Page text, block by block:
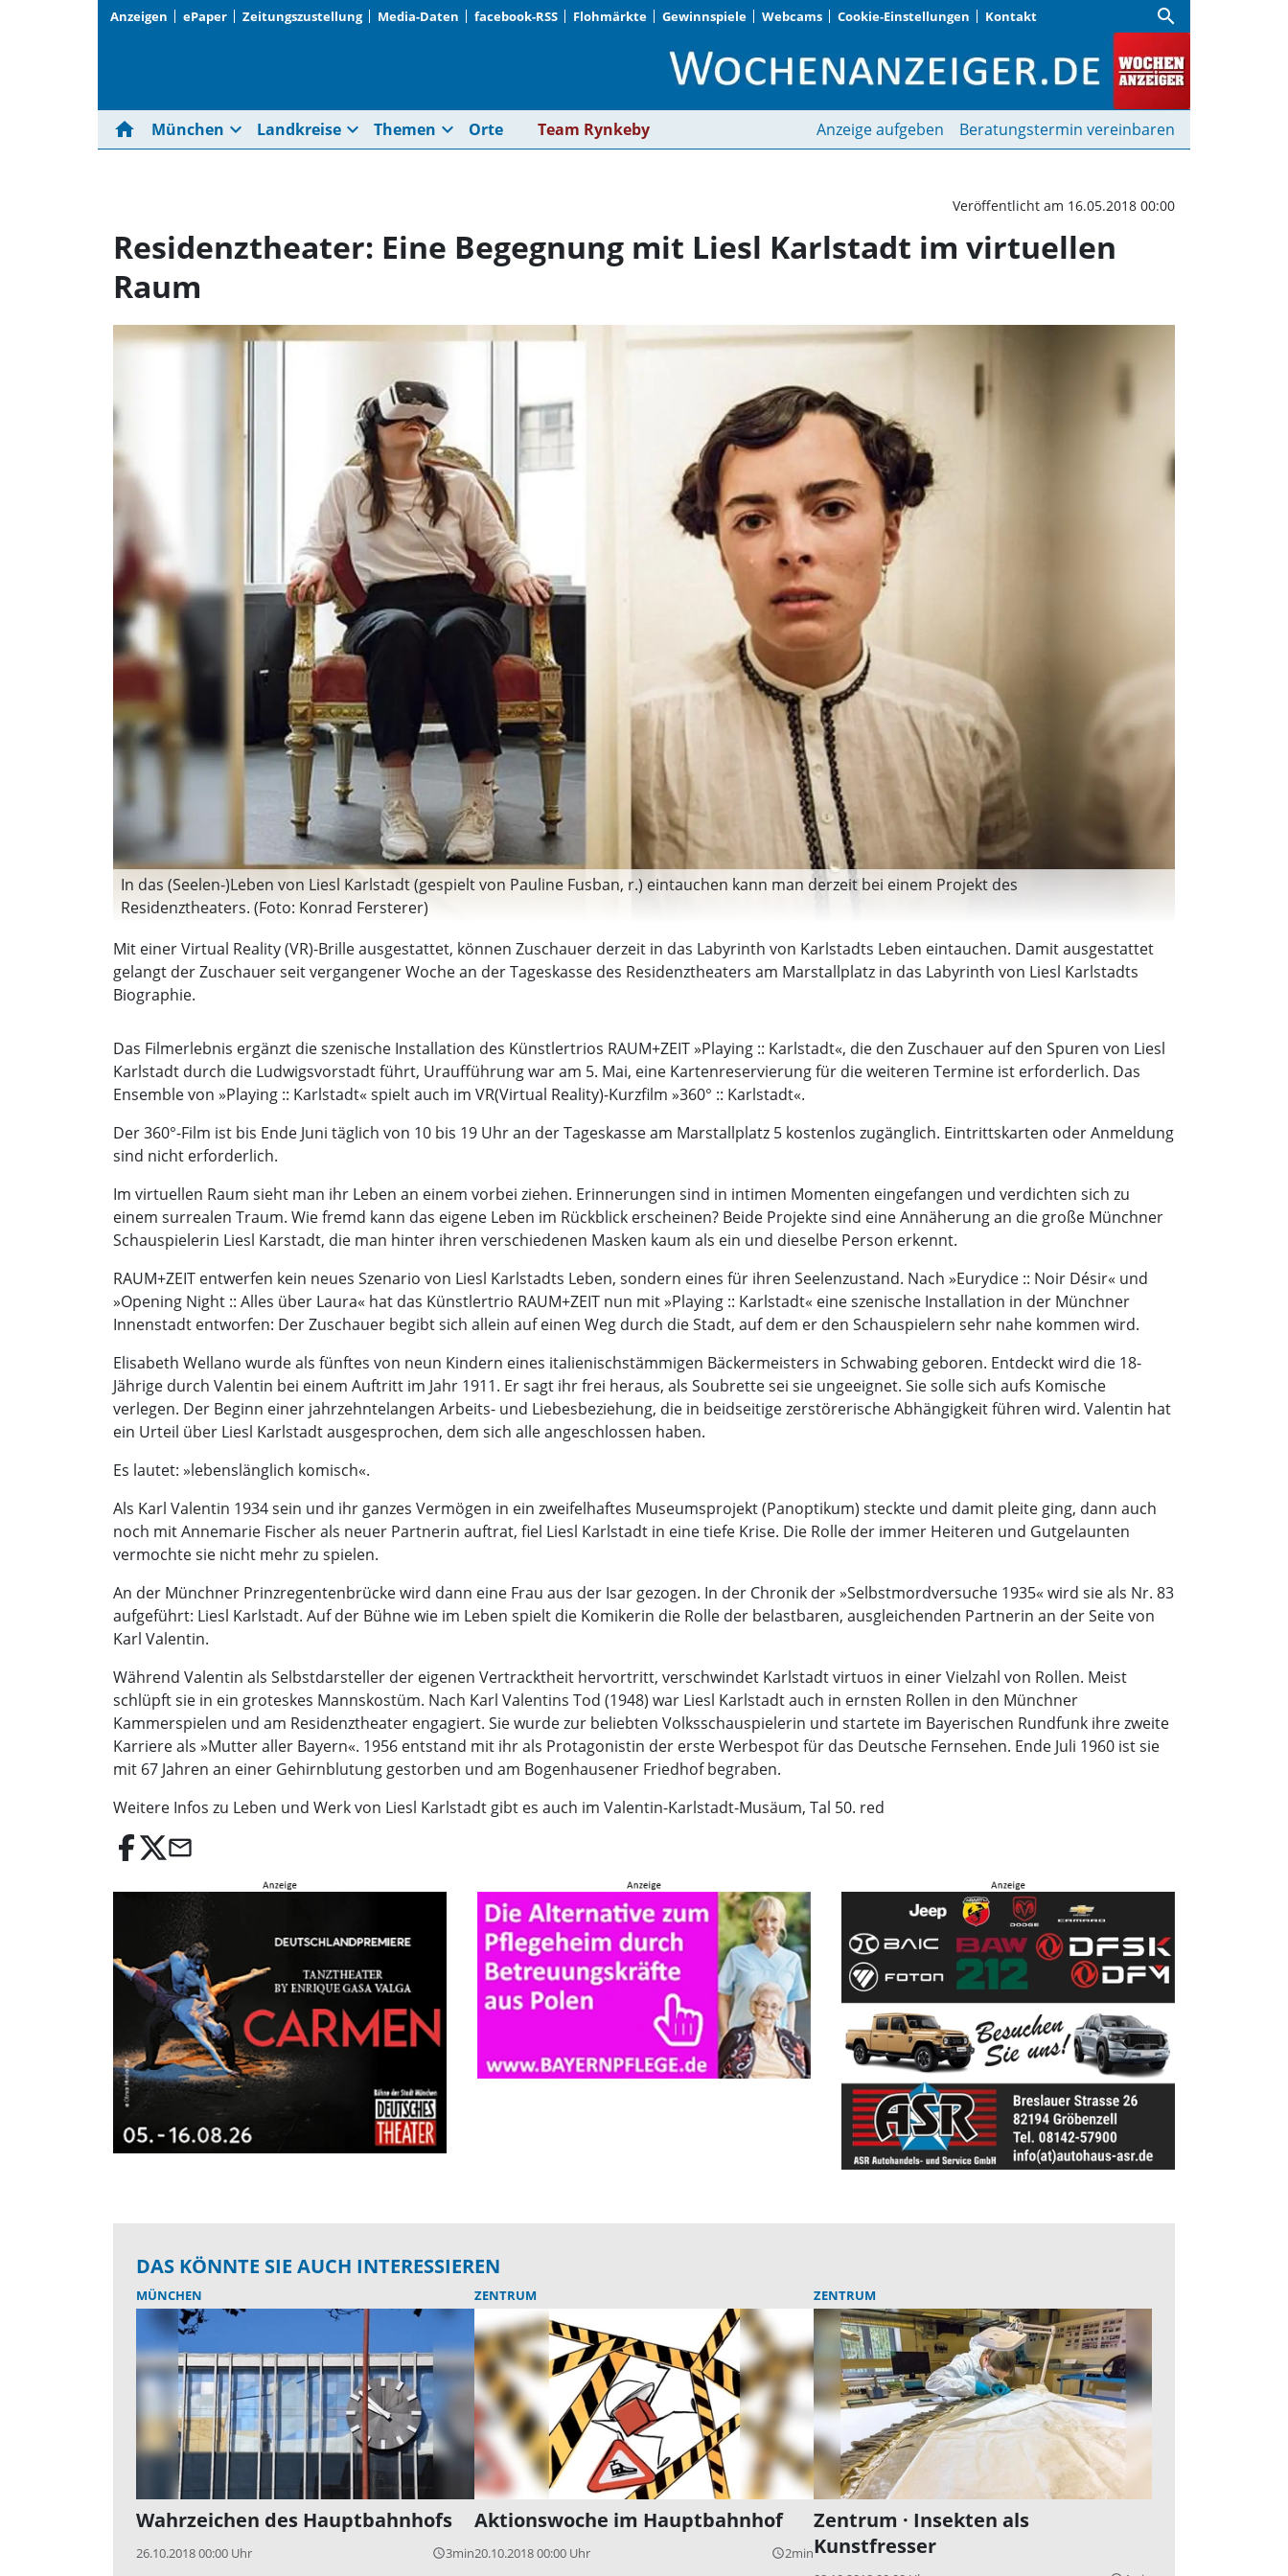
Anzeigen ePaper Zeitungszustellung Media-Daten facebook-RSS Flohmärkte Gewinnspiele Webcams Cookie-Einstellungen Kontakt search
Residenztheater: Eine Begegnung mit Liesl
home München expand_more Landkreise expand_more Themen expand_more Orte Team Rynkeby Anzeige aufgeben Beratungstermin vereinbaren
Veröffentlicht am 16.05.2018 00:00
Residenztheater: Eine Begegnung mit Liesl Karlstadt im virtuellen
Raum
In das (Seelen-)Leben von Liesl Karlstadt (gespielt von Pauline Fusban, r.) eintauchen kann man derzeit bei einem Projekt des
Residenztheaters. (Foto: Konrad Fersterer)
Mit einer Virtual Reality (VR)-Brille ausgestattet, können Zuschauer derzeit in das Labyrinth von Karlstadts Leben eintauchen. Damit ausgestattet
gelangt der Zuschauer seit vergangener Woche an der Tageskasse des Residenztheaters am Marstallplatz in das Labyrinth von Liesl Karlstadts
Biographie.
Das Filmerlebnis ergänzt die szenische Installation des Künstlertrios RAUM+ZEIT »Playing :: Karlstadt«, die den Zuschauer auf den Spuren von Liesl
Karlstadt durch die Ludwigsvorstadt führt, Uraufführung war am 5. Mai, eine Kartenreservierung für die weiteren Termine ist erforderlich. Das
Ensemble von »Playing :: Karlstadt« spielt auch im VR(Virtual Reality)-Kurzfilm »360° :: Karlstadt«.
Der 360°-Film ist bis Ende Juni täglich von 10 bis 19 Uhr an der Tageskasse am Marstallplatz 5 kostenlos zugänglich. Eintrittskarten oder Anmeldung
sind nicht erforderlich.
Im virtuellen Raum sieht man ihr Leben an einem vorbei ziehen. Erinnerungen sind in intimen Momenten eingefangen und verdichten sich zu
einem surrealen Traum. Wie fremd kann das eigene Leben im Rückblick erscheinen? Beide Projekte sind eine Annäherung an die große Münchner
Schauspielerin Liesl Karstadt, die man hinter ihren verschiedenen Masken kaum als ein und dieselbe Person erkennt.
RAUM+ZEIT entwerfen kein neues Szenario von Liesl Karlstadts Leben, sondern eines für ihren Seelenzustand. Nach »Eurydice :: Noir Désir« und
»Opening Night :: Alles über Laura« hat das Künstlertrio RAUM+ZEIT nun mit »Playing :: Karlstadt« eine szenische Installation in der Münchner
Innenstadt entworfen: Der Zuschauer begibt sich allein auf einen Weg durch die Stadt, auf dem er den Schauspielern sehr nahe kommen wird.
Elisabeth Wellano wurde als fünftes von neun Kindern eines italienischstämmigen Bäckermeisters in Schwabing geboren. Entdeckt wird die 18-
Jährige durch Valentin bei einem Auftritt im Jahr 1911. Er sagt ihr frei heraus, als Soubrette sei sie ungeeignet. Sie solle sich aufs Komische
verlegen. Der Beginn einer jahrzehntelangen Arbeits- und Liebesbeziehung, die in beidseitige zerstörerische Abhängigkeit führen wird. Valentin hat
ein Urteil über Liesl Karlstadt ausgesprochen, dem sich alle angeschlossen haben.
Es lautet: »lebenslänglich komisch«.
Als Karl Valentin 1934 sein und ihr ganzes Vermögen in ein zweifelhaftes Museumsprojekt (Panoptikum) steckte und damit pleite ging, dann auch
noch mit Annemarie Fischer als neuer Partnerin auftrat, fiel Liesl Karlstadt in eine tiefe Krise. Die Rolle der immer Heiteren und Gutgelaunten
vermochte sie nicht mehr zu spielen.
An der Münchner Prinzregentenbrücke wird dann eine Frau aus der Isar gezogen. In der Chronik der »Selbstmordversuche 1935« wird sie als Nr. 83
aufgeführt: Liesl Karlstadt. Auf der Bühne wie im Leben spielt die Komikerin die Rolle der belastbaren, ausgleichenden Partnerin an der Seite von
Karl Valentin.
Während Valentin als Selbstdarsteller der eigenen Vertracktheit hervortritt, verschwindet Karlstadt virtuos in einer Vielzahl von Rollen. Meist
schlüpft sie in ein groteskes Mannskostüm. Nach Karl Valentins Tod (1948) war Liesl Karlstadt auch in ernsten Rollen in den Münchner
Kammerspielen und am Residenztheater engagiert. Sie wurde zur beliebten Volksschauspielerin und startete im Bayerischen Rundfunk ihre zweite
Karriere als »Mutter aller Bayern«. 1956 entstand mit ihr als Protagonistin der erste Werbespot für das Deutsche Fernsehen. Ende Juli 1960 ist sie
mit 67 Jahren an einer Gehirnblutung gestorben und am Bogenhausener Friedhof begraben.
Weitere Infos zu Leben und Werk von Liesl Karlstadt gibt es auch im Valentin-Karlstadt-Musäum, Tal 50. red
email
DAS KÖNNTE SIE AUCH INTERESSIEREN
MÜNCHEN
Wahrzeichen des Hauptbahnhofs
26.10.2018 00:00 Uhr query_builder3min
ZENTRUM
Aktionswoche im Hauptbahnhof
20.10.2018 00:00 Uhr query_builder2min
ZENTRUM
Zentrum · Insekten als
Kunstfresser